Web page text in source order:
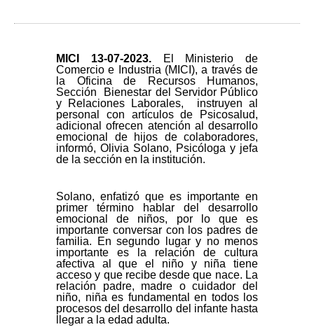
MICI 13-07-2023.
El Ministerio de
Comercio e Industria (MICI), a través de
la Oficina de Recursos Humanos,
Sección Bienestar del Servidor Público
y Relaciones Laborales, instruyen al
personal con artículos de Psicosalud,
adicional ofrecen atención al desarrollo
emocional de hijos de colaboradores,
informó, Olivia Solano, Psicóloga y jefa
de la sección en la institución.
Solano, enfatizó que es importante en
primer término hablar del desarrollo
emocional de niños, por lo que es
importante conversar con los padres de
familia. En segundo lugar y no menos
importante es la relación de cultura
afectiva al que el niño y niña tiene
acceso y que recibe desde que nace. La
relación padre, madre o cuidador del
niño, niña es fundamental en todos los
procesos del desarrollo del infante hasta
llegar a la edad adulta.